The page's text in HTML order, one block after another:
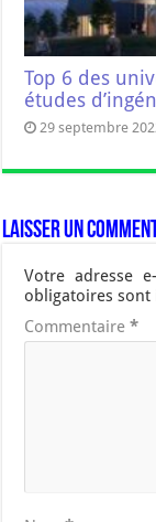
Top 6 des
études
29 septembre
Laisser un
Votre adresse
obligatoires
Commentaire*